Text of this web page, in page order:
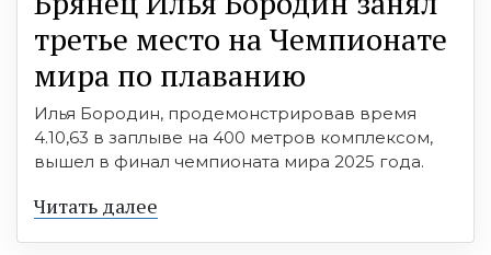
третье место на Чемпионате
мира по плаванию
Илья Бородин, продемонстрировав время
4.10,63 в заплыве на 400 метров комплексом,
вышел в финал чемпионата мира 2025 года.
Читать далее